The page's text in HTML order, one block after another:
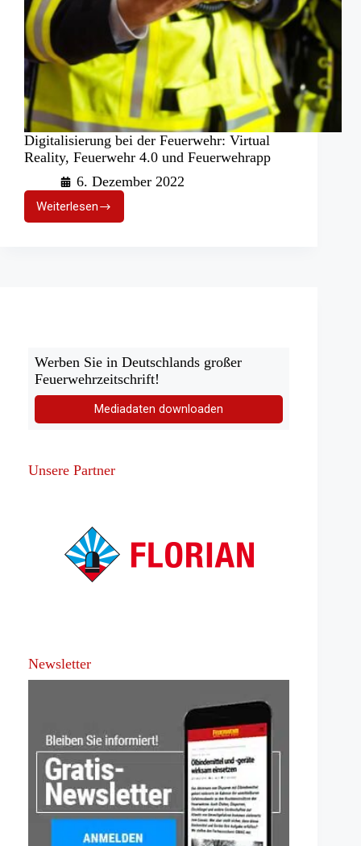
Digitalisierung bei der Feuerwehr: Virtual
Reality, Feuerwehr 4.0 und Feuerwehrapp
6. Dezember 2022
WeiterlesenDigitalisierung
bei
Werben Sie in Deutschlands großer
Feuerwehrzeitschrift!
Mediadaten downloaden
Unsere Partner
Newsletter